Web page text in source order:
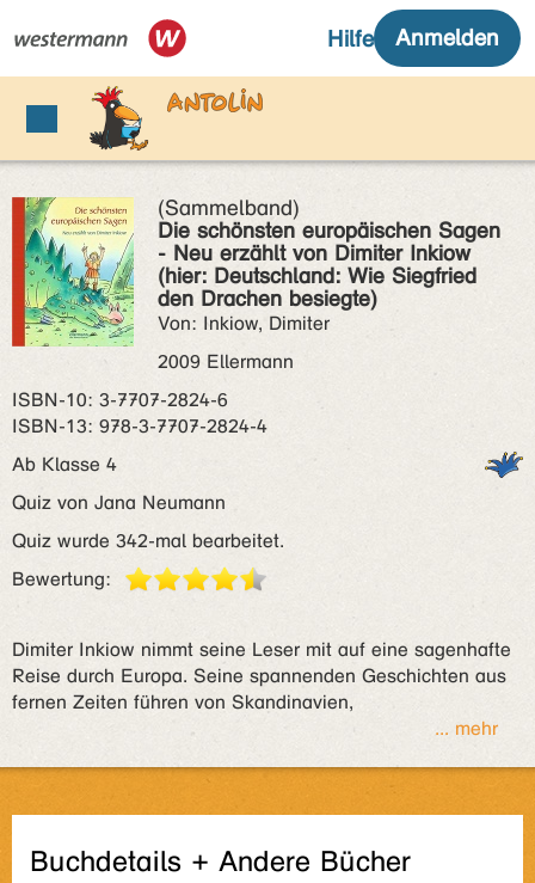
(Sammelband)
Die schönsten europäischen Sagen
- Neu erzählt von Dimiter Inkiow
(hier: Deutschland: Wie Siegfried
den Drachen besiegte)
Von: Inkiow, Dimiter
2009 Ellermann
ISBN‑10: 3-7707-2824-6
ISBN‑13: 978-3-7707-2824-4
Ab Klasse 4
Quiz von Jana Neumann
Quiz wurde 342-mal bearbeitet.
Bewertung:
Dimiter Inkiow nimmt seine Leser mit auf eine sagenhafte
Reise durch Europa. Seine spannenden Geschichten aus
fernen Zeiten führen von Skandinavien,
... mehr
Buchdetails + Andere Bücher